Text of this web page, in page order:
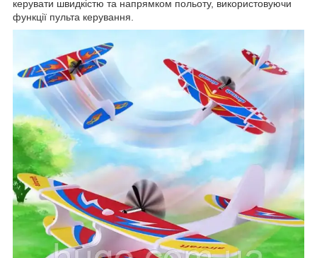
керувати швидкістю та напрямком польоту, використовуючи
функції пульта керування.